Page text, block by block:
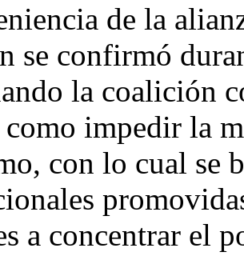
de la
se confirmó
la coalición
como impedir la
con lo cual se
a concentrar el